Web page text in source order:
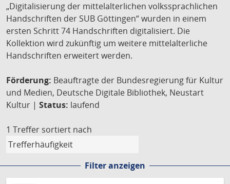
„Digitalisierung der mittelalterlichen volkssprachlichen
Handschriften der SUB Göttingen“ wurden in einem
ersten Schritt 74 Handschriften digitalisiert. Die
Kollektion wird zukünftig um weitere mittelalterliche
Handschriften erweitert werden.
Förderung: Beauftragte der Bundesregierung für Kultur
und Medien, Deutsche Digitale Bibliothek, Neustart
Kultur | Status: laufend
1 Treffer sortiert nach
Filter anzeigen